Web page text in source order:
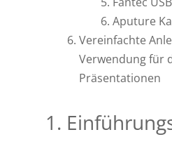
Aputure
Vereinfachte
Verwendung für
Präsentationen
1.